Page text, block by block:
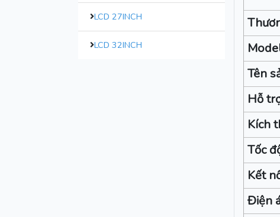
LCD 27INCH
LCD 32INCH
Tên
Hỗ
Kích
Tốc
Kết
Điện